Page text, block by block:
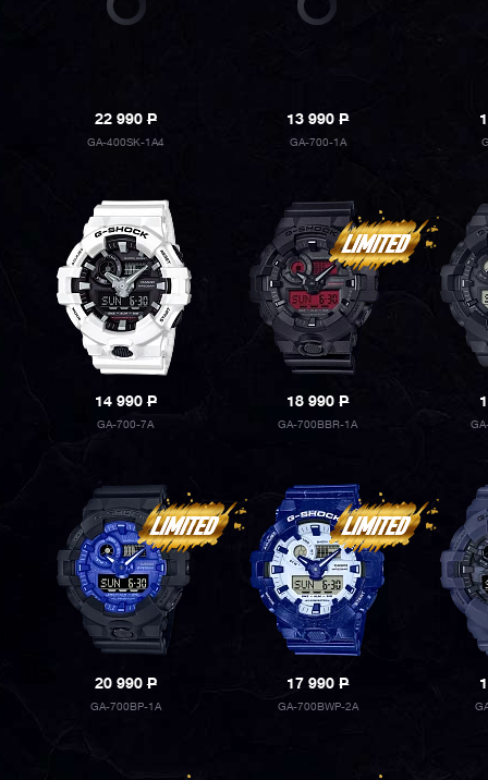
22 990P
GA-400SK-1A4
13 990P
GA-700-1A
14 990P
GA-700-7A
18 990P
GA-700BBR-1A
20 990P
GA-700BP-1A
17 990P
GA-700BWP-2A